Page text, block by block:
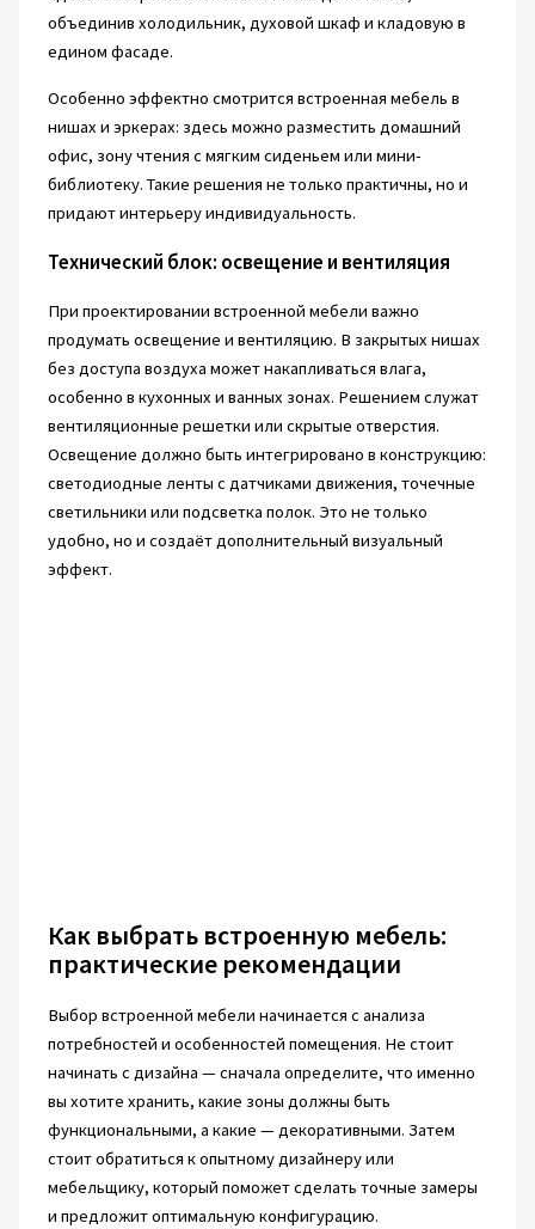
объединив холодильник, духовой шкаф и кладовую в
едином фасаде.
Особенно эффектно смотрится встроенная мебель в
нишах и эркерах: здесь можно разместить домашний
офис, зону чтения с мягким сиденьем или мини-
библиотеку. Такие решения не только практичны, но и
придают интерьеру индивидуальность.
Технический блок: освещение и вентиляция
При проектировании встроенной мебели важно
продумать освещение и вентиляцию. В закрытых нишах
без доступа воздуха может накапливаться влага,
особенно в кухонных и ванных зонах. Решением служат
вентиляционные решетки или скрытые отверстия.
Освещение должно быть интегрировано в конструкцию:
светодиодные ленты с датчиками движения, точечные
светильники или подсветка полок. Это не только
удобно, но и создаёт дополнительный визуальный
эффект.
Как выбрать встроенную мебель:
практические рекомендации
Выбор встроенной мебели начинается с анализа
потребностей и особенностей помещения. Не стоит
начинать с дизайна — сначала определите, что именно
вы хотите хранить, какие зоны должны быть
функциональными, а какие — декоративными. Затем
стоит обратиться к опытному дизайнеру или
мебельщику, который поможет сделать точные замеры
и предложит оптимальную конфигурацию.